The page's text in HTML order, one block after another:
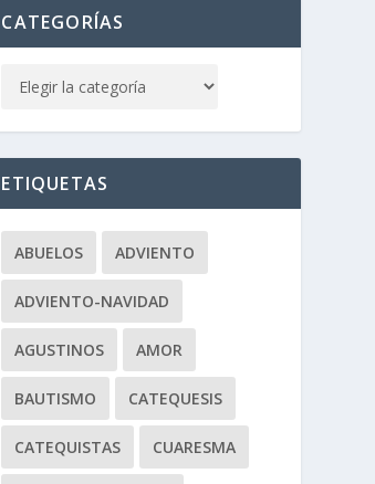
CATEGORÍAS
ETIQUETAS
ABUELOS ADVIENTO
ADVIENTO-NAVIDAD
AGUSTINOS AMOR
BAUTISMO CATEQUESIS
CATEQUISTAS CUARESMA